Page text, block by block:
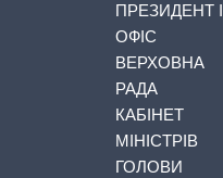
ПРЕЗИДЕНТ І
ОФІС
ВЕРХОВНА
РАДА
КАБІНЕТ
МІНІСТРІВ
ГОЛОВИ